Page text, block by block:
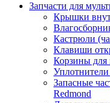
Запчасти для
Крышки
Кастрюли
Клавиши
Корзины для
Уплотнители
Запасные
Redmond